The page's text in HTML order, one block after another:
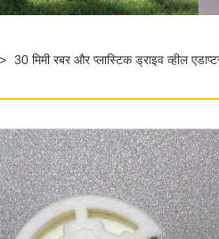
> 30 मिमी रबर और प्लास्टिक ड्राइव व्हील